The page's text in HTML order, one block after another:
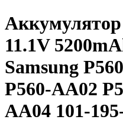
Аккумулятор
11.1V
Samsung
P560-AA02
AA04 101-